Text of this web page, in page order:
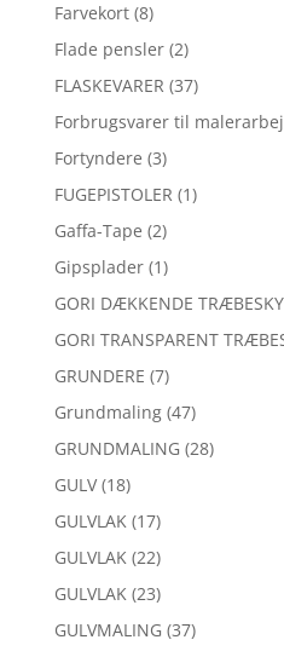
Farvekort (8)
Flade pensler (2)
FLASKEVARER (37)
Forbrugsvarer til
Fortyndere (3)
FUGEPISTOLER (1)
Gaffa-Tape (2)
Gipsplader (1)
GORI DÆKKENDE
GORI TRANSPARENT
GRUNDERE (7)
Grundmaling (47)
GRUNDMALING (28)
GULV (18)
GULVLAK (17)
GULVLAK (22)
GULVLAK (23)
GULVMALING (37)